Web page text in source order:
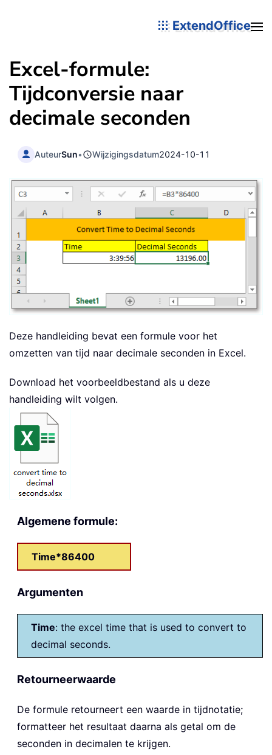
ExtendOffice
Excel-formule:
Tijdconversie naar
decimale seconden
AuteurSun• Wijzigingsdatum2024-10-11
Deze handleiding bevat een formule voor het
omzetten van tijd naar decimale seconden in Excel.
Download het voorbeeldbestand als u deze
handleiding wilt volgen.
Algemene formule:
Time*86400
Argumenten
Time: the excel time that is used to convert to
decimal seconds.
Retourneerwaarde
De formule retourneert een waarde in tijdnotatie;
formatteer het resultaat daarna als getal om de
seconden in decimalen te krijgen.